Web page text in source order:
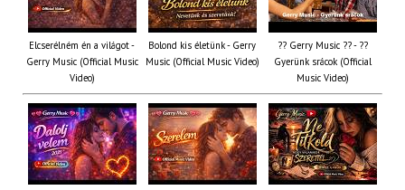
Elcserélném én a világot -
Gerry Music (Official Music
Video)
Bolond kis életünk - Gerry
Music (Official Music Video)
?? Gerry Music ?? - ??
Gyerünk srácok (Official
Music Video)